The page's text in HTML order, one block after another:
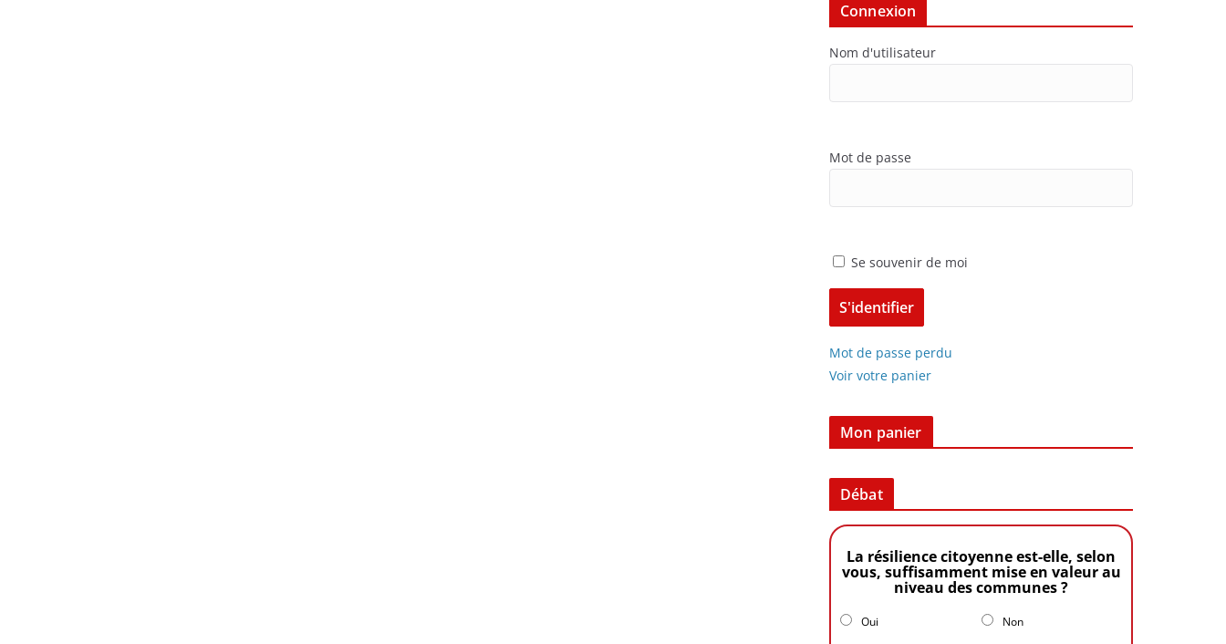
Connexion
Nom d'utilisateur
Mot de passe
Se souvenir de moi
Mot de passe perdu
Voir votre panier
Mon panier
Débat
La résilience citoyenne est-elle, selon
vous, suffisamment mise en valeur au
niveau des communes ?
Oui Non